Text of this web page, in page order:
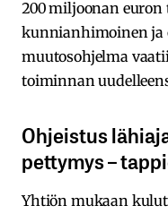
200 miljoonan
kunnianhimoinen ja
muutosohjelma
toiminnan
Ohjeistus
pettymys –
Yhtiön mukaan